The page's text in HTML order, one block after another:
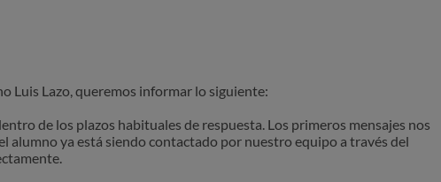
Luis Lazo, queremos informar lo siguiente:
de los plazos habituales de respuesta. Los primeros mensajes nos
alumno ya está siendo contactado por nuestro equipo a través del